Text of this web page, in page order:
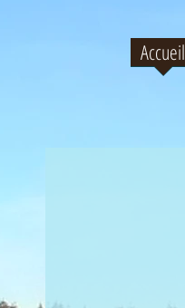
Accueil